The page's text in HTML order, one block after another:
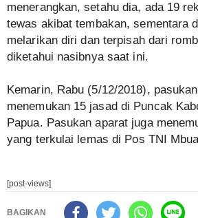
menerangkan, setahu dia, ada 19
tewas akibat tembakan, sementara
melarikan diri dan terpisah dari
diketahui nasibnya saat ini.
Kemarin, Rabu (5/12/2018),
menemukan 15 jasad di Puncak
Papua. Pasukan aparat juga
yang terkulai lemas di Pos TNI
[post-views]
BAGIKAN